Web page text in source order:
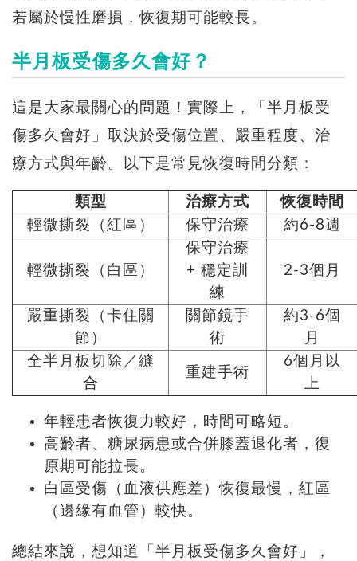
若屬於慢性磨損，恢復期可能較長。
半月板受傷多久會好？
這是大家最關心的問題！實際上，「半月板受
傷多久會好」取決於受傷位置、嚴重程度、治
療方式與年齡。以下是常見恢復時間分類：
類型 治療方式
恢復時間
輕微撕裂（紅區）
保守治療 約6-8週
輕微撕裂（白區）
保守治療
+ 穩定訓
練
2-3個月
嚴重撕裂（卡住關
節）
關節鏡手
術
約3-6個
月
全半月板切除／縫
合
重建手術
6個月以
上
年輕患者恢復力較好，時間可略短。
高齡者、糖尿病患或合併膝蓋退化者，復
原期可能拉長。
白區受傷（血液供應差）恢復最慢，紅區
（邊緣有血管）較快。
總結來說，想知道「半月板受傷多久會好」，